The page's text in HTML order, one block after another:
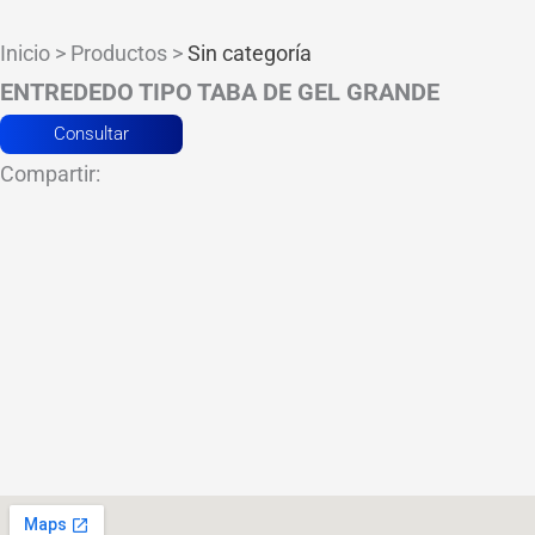
Inicio > Productos >Sin categoría
ENTREDEDO TIPO TABA DE GEL GRANDE
Consultar
Compartir: